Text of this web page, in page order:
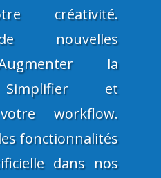
créativité.
nouvelles
la
Simplifier et
workflow.
fonctionnalités
dans nos